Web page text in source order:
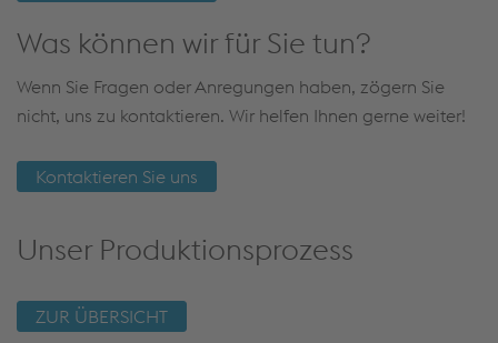
Was können wir für Sie tun?
Wenn Sie Fragen oder Anregungen haben, zögern Sie
nicht, uns zu kontaktieren. Wir helfen Ihnen gerne weiter!
Kontaktieren Sie uns
Unser Produktionsprozess
ZUR ÜBERSICHT